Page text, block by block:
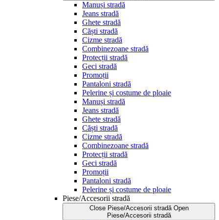
Manuși stradă
Jeans stradă
Ghete stradă
Căști stradă
Cizme stradă
Combinezoane stradă
Protecții stradă
Geci stradă
Promoții
Pantaloni stradă
Pelerine și costume de ploaie
Manuși stradă
Jeans stradă
Ghete stradă
Căști stradă
Cizme stradă
Combinezoane stradă
Protecții stradă
Geci stradă
Promoții
Pantaloni stradă
Pelerine și costume de ploaie
Piese/Accesorii stradă
Close Piese/Accesorii stradă Open
Piese/Accesorii stradă